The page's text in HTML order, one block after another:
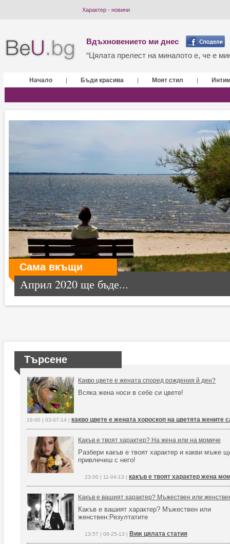
Характер - новини
Вдъхновението ми днес
“Цялата прелест на миналото е, че е
Начало | Бъди красива | Моят стил |
Сама вкъщи
Април 2020 ще бъде...
Търсене
Какво цвете е жената според рождения й ден?
Всяка жена носи в себе си цвете!
19:00 | 03-07-14 | какво цвете е жената хороскоп на цветята жените
Какъв е твоят характер? На жена или на момиче
Разбери какъв е твоят характер и какви мъже
привлечеш с него!
23:00 | 11-04-13 | какъв е твоят характер жена
Какъв е вашият характер? Мъжествен или
Какъв е вашият характер? Мъжествен или
женствен:Резултатите
13:57 | 08-25-13 | Виж цялата статия